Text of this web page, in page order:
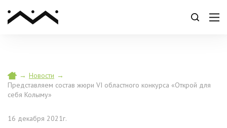
→ Новости →
Представляем состав жюри VI областного конкурса «Открой для
себя Колыму»
16 декабря 2021г.